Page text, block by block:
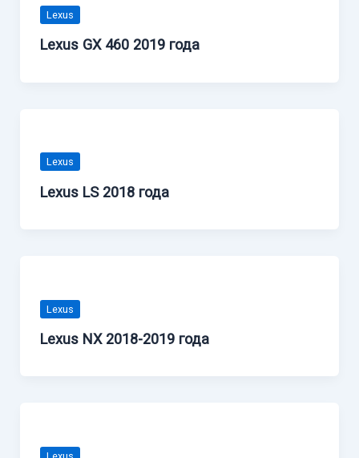
Lexus
Lexus GX 460 2019 года
Lexus
Lexus LS 2018 года
Lexus
Lexus NX 2018-2019 года